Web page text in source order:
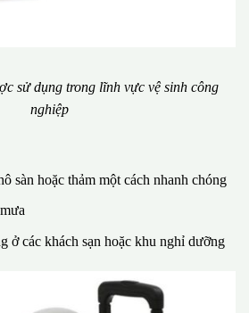
sử dụng trong lĩnh vực vệ sinh công
nghiệp
sàn hoặc thảm một cách nhanh chóng
ở các khách sạn hoặc khu nghỉ dưỡng